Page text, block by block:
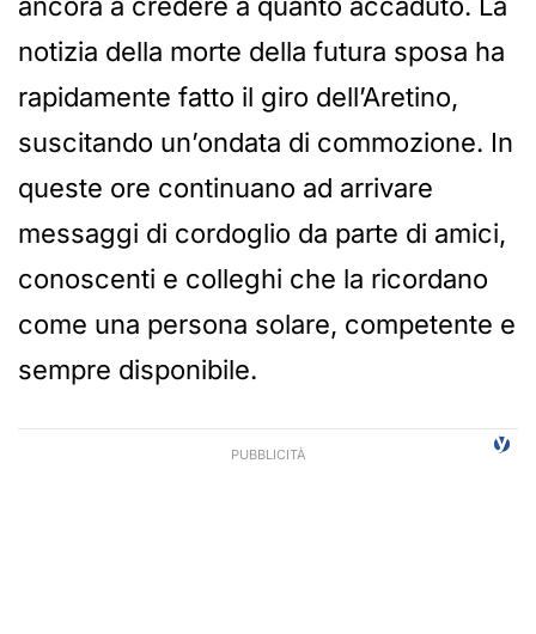
notizia della morte della futura sposa ha
rapidamente fatto il giro dell’Aretino,
suscitando un’ondata di commozione. In
queste ore continuano ad arrivare
messaggi di cordoglio da parte di amici,
conoscenti e colleghi che la ricordano
come una persona solare, competente e
sempre disponibile.